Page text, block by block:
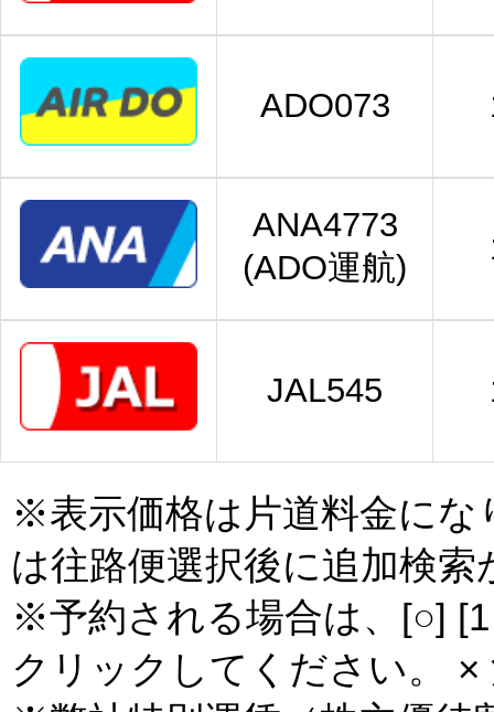
ADO073
ANA4773
(ADO運航)
JAL545
※表示価格は片道料金にな
は往路便選択後に追加検索
※予約される場合は、[○]
クリックしてください。